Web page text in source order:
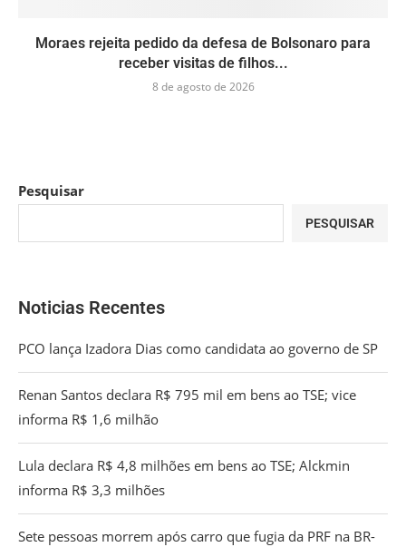
Moraes rejeita pedido da defesa de Bolsonaro para
receber visitas de filhos...
8 de agosto de 2026
Pesquisar
PESQUISAR
Noticias Recentes
PCO lança Izadora Dias como candidata ao governo de SP
Renan Santos declara R$ 795 mil em bens ao TSE; vice
informa R$ 1,6 milhão
Lula declara R$ 4,8 milhões em bens ao TSE; Alckmin
informa R$ 3,3 milhões
Sete pessoas morrem após carro que fugia da PRF na BR-